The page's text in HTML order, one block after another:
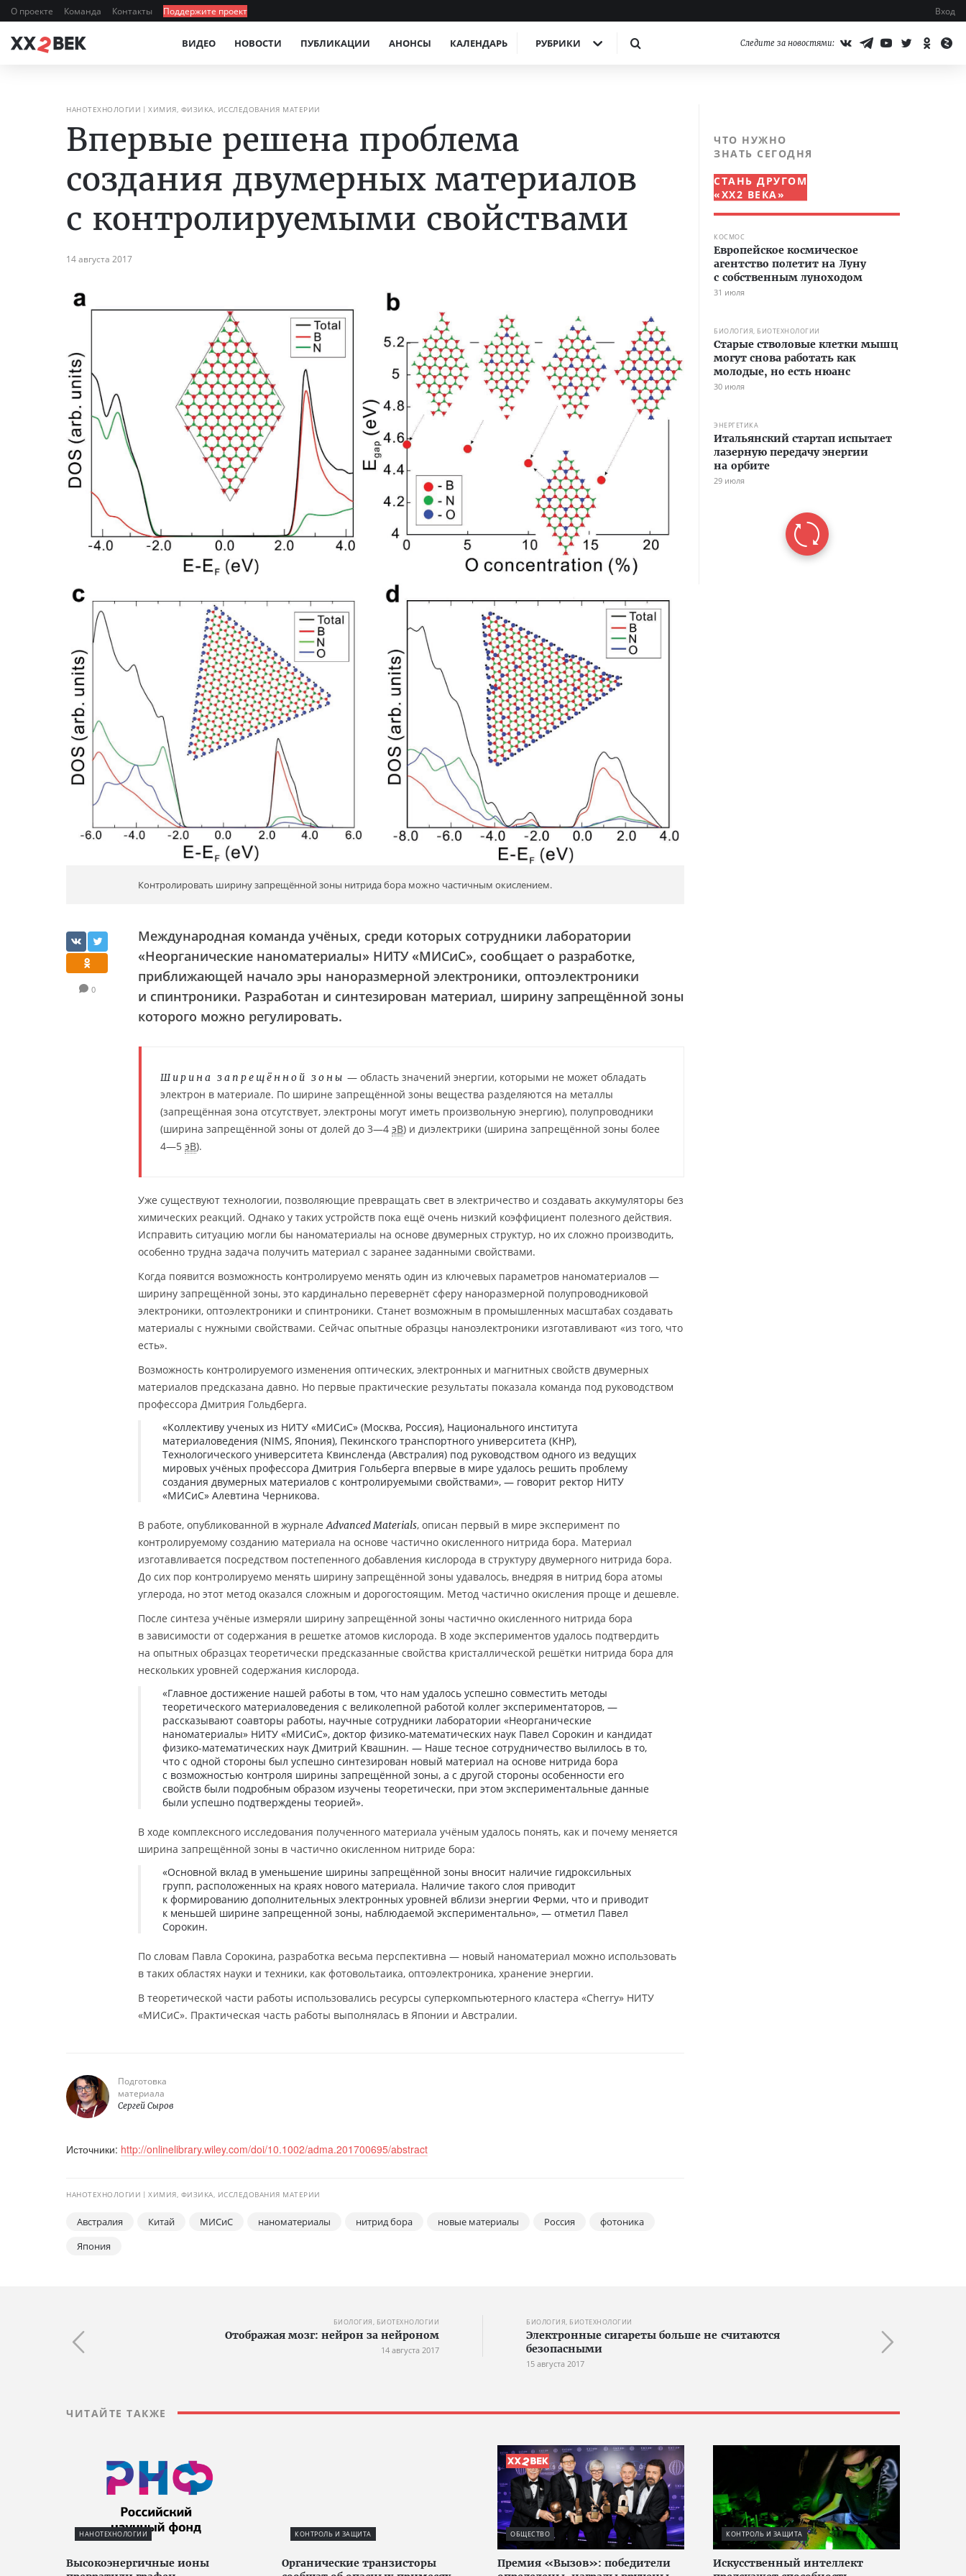
О проекте Команда Контакты Поддержите проект Вход
ВИДЕО НОВОСТИ ПУБЛИКАЦИИ АНОНСЫ КАЛЕНДАРЬ РУБРИКИ Следите за новостями:
НАНОТЕХНОЛОГИИ ХИМИЯ, ФИЗИКА, ИССЛЕДОВАНИЯ МАТЕРИИ
Впервые решена проблема
создания двумерных материалов
с контролируемыми свойствами
14 августа 2017
Контролировать ширину запрещённой зоны нитрида бора можно частичным окислением.
0
Международная команда учёных, среди которых сотрудники лаборатории
«Неорганические наноматериалы» НИТУ «МИСиС», сообщает о разработке,
приближающей начало эры наноразмерной электроники, оптоэлектроники
и спинтроники. Разработан и синтезирован материал, ширину запрещённой зоны
которого можно регулировать.
Ширина запрещённой зоны — область значений энергии, которыми не может обладать
электрон в материале. По ширине запрещённой зоны вещества разделяются на металлы
(запрещённая зона отсутствует, электроны могут иметь произвольную энергию), полупроводники
(ширина запрещённой зоны от долей до 3—4 эВ) и диэлектрики (ширина запрещённой зоны более
4—5 эВ).
Уже существуют технологии, позволяющие превращать свет в электричество и создавать аккумуляторы без
химических реакций. Однако у таких устройств пока ещё очень низкий коэффициент полезного действия.
Исправить ситуацию могли бы наноматериалы на основе двумерных структур, но их сложно производить,
особенно трудна задача получить материал с заранее заданными свойствами.
Когда появится возможность контролируемо менять один из ключевых параметров наноматериалов —
ширину запрещённой зоны, это кардинально перевернёт сферу наноразмерной полупроводниковой
электроники, оптоэлектроники и спинтроники. Станет возможным в промышленных масштабах создавать
материалы с нужными свойствами. Сейчас опытные образцы наноэлектроники изготавливают «из того, что
есть».
Возможность контролируемого изменения оптических, электронных и магнитных свойств двумерных
материалов предсказана давно. Но первые практические результаты показала команда под руководством
профессора Дмитрия Гольдберга.
«Коллективу ученых из НИТУ «МИСиС» (Москва, Россия), Национального института
материаловедения (NIMS, Япония), Пекинского транспортного университета (КНР),
Технологического университета Квинсленда (Австралия) под руководством одного из ведущих
мировых учёных профессора Дмитрия Гольберга впервые в мире удалось решить проблему
создания двумерных материалов с контролируемыми свойствами», — говорит ректор НИТУ
«МИСиС» Алевтина Черникова.
В работе, опубликованной в журнале Advanced Materials, описан первый в мире эксперимент по
контролируемому созданию материала на основе частично окисленного нитрида бора. Материал
изготавливается посредством постепенного добавления кислорода в структуру двумерного нитрида бора.
До сих пор контролируемо менять ширину запрещённой зоны удавалось, внедряя в нитрид бора атомы
углерода, но этот метод оказался сложным и дорогостоящим. Метод частично окисления проще и дешевле.
После синтеза учёные измеряли ширину запрещённой зоны частично окисленного нитрида бора
в зависимости от содержания в решетке атомов кислорода. В ходе экспериментов удалось подтвердить
на опытных образцах теоретически предсказанные свойства кристаллической решётки нитрида бора для
нескольких уровней содержания кислорода.
«Главное достижение нашей работы в том, что нам удалось успешно совместить методы
теоретического материаловедения с великолепной работой коллег экспериментаторов, —
рассказывают соавторы работы, научные сотрудники лаборатории «Неорганические
наноматериалы» НИТУ «МИСиС», доктор физико-математических наук Павел Сорокин и кандидат
физико-математических наук Дмитрий Квашнин. — Наше тесное сотрудничество вылилось в то,
что с одной стороны был успешно синтезирован новый материал на основе нитрида бора
с возможностью контроля ширины запрещённой зоны, а с другой стороны особенности его
свойств были подробным образом изучены теоретически, при этом экспериментальные данные
были успешно подтверждены теорией».
В ходе комплексного исследования полученного материала учёным удалось понять, как и почему меняется
ширина запрещённой зоны в частично окисленном нитриде бора:
«Основной вклад в уменьшение ширины запрещённой зоны вносит наличие гидроксильных
групп, расположенных на краях нового материала. Наличие такого слоя приводит
к формированию дополнительных электронных уровней вблизи энергии Ферми, что и приводит
к меньшей ширине запрещенной зоны, наблюдаемой экспериментально», — отметил Павел
Сорокин.
По словам Павла Сорокина, разработка весьма перспективна — новый наноматериал можно использовать
в таких областях науки и техники, как фотовольтаика, оптоэлектроника, хранение энергии.
В теоретической части работы использовались ресурсы суперкомпьютерного кластера «Cherry» НИТУ
«МИСиС». Практическая часть работы выполнялась в Японии и Австралии.
Подготовка
материала
Сергей Сыров
Источники: http://onlinelibrary.wiley.com/doi/10.1002/adma.201700695/abstract
НАНОТЕХНОЛОГИИ ХИМИЯ, ФИЗИКА, ИССЛЕДОВАНИЯ МАТЕРИИ
Австралия Китай МИСиС наноматериалы нитрид бора новые материалы Россия
фотоника
Япония
ЧТО НУЖНО
ЗНАТЬ СЕГОДНЯ
СТАНЬ ДРУГОМ
«XX2 ВЕКА»
КОСМОС
Европейское космическое
агентство полетит на Луну
с собственным луноходом
31 июля
БИОЛОГИЯ, БИОТЕХНОЛОГИИ
Старые стволовые клетки мышц
могут снова работать как
молодые, но есть нюанс
30 июля
ЭНЕРГЕТИКА
Итальянский стартап испытает
лазерную передачу энергии
на орбите
29 июля
БИОЛОГИЯ, БИОТЕХНОЛОГИИ
Отображая мозг: нейрон за нейроном
14 августа 2017
БИОЛОГИЯ, БИОТЕХНОЛОГИИ
Электронные сигареты больше не считаются
безопасными
15 августа 2017
ЧИТАЙТЕ ТАКЖЕ
НАНОТЕХНОЛОГИИ
Высокоэнергичные ионы
КОНТРОЛЬ И ЗАЩИТА
Органические транзисторы
ОБЩЕСТВО
Премия «Вызов»: победители
КОНТРОЛЬ И ЗАЩИТА
Искусственный интеллект